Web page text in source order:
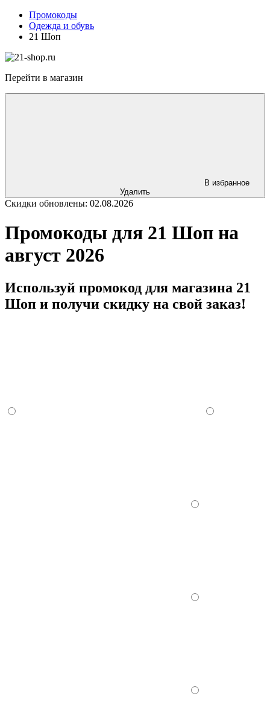
Промокоды
Одежда и обувь
21 Шоп
Перейти в магазин
В избранное
Удалить
Скидки обновлены: 02.08.2026
Промокоды для 21 Шоп на
август 2026
Используй промокод для магазина 21
Шоп и получи скидку на свой заказ!